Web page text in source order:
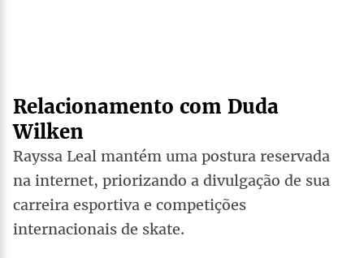
Relacionamento com Duda
Wilken
Rayssa Leal mantém uma postura reservada
na internet, priorizando a divulgação de sua
carreira esportiva e competições
internacionais de skate.